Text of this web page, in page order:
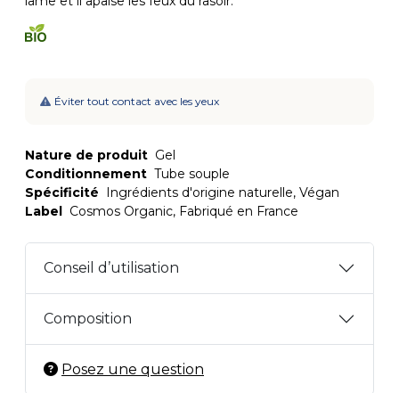
Éviter tout contact avec les yeux
Nature de produit Gel
Conditionnement Tube souple
Spécificité Ingrédients d'origine naturelle, Végan
Label Cosmos Organic, Fabriqué en France
Conseil d’utilisation
Composition
Posez une question